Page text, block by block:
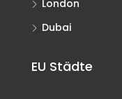
London
Dubai
EU Städte